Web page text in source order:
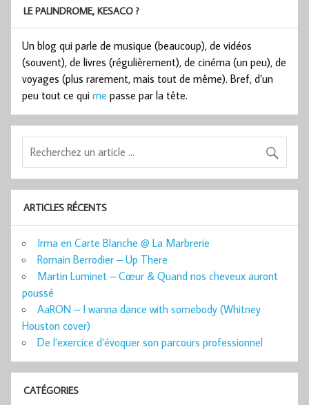
LE PALINDROME, KESACO ?
Un blog qui parle de musique (beaucoup), de vidéos
(souvent), de livres (régulièrement), de cinéma (un peu), de
voyages (plus rarement, mais tout de même). Bref, d’un
peu tout ce qui me passe par la tête.
ARTICLES RÉCENTS
Irma en Carte Blanche @ La Marbrerie
Romain Berrodier – Up There
Martin Luminet – Cœur & Quand nos cheveux auront
poussé
AaRON – I wanna dance with somebody (Whitney
Houston cover)
De l’exercice d’évoquer son parcours professionnel
CATÉGORIES